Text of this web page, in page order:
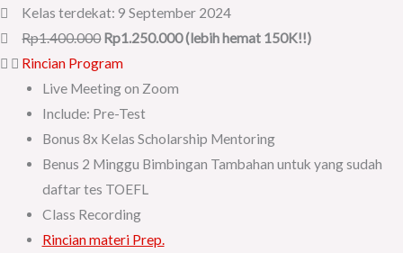
Kelas terdekat: 9 September 2024
Rp1.400.000 Rp1.250.000 (lebih hemat 150K!!)
Rincian Program
Live Meeting on Zoom
Include: Pre-Test
Bonus 8x Kelas Scholarship Mentoring
Benus 2 Minggu Bimbingan Tambahan untuk yang sudah
daftar tes TOEFL
Class Recording
Rincian materi Prep.